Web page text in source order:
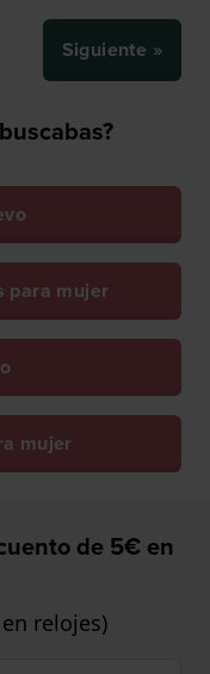
Siguiente »
para mujer
mujer
de 5€ en
relojes)